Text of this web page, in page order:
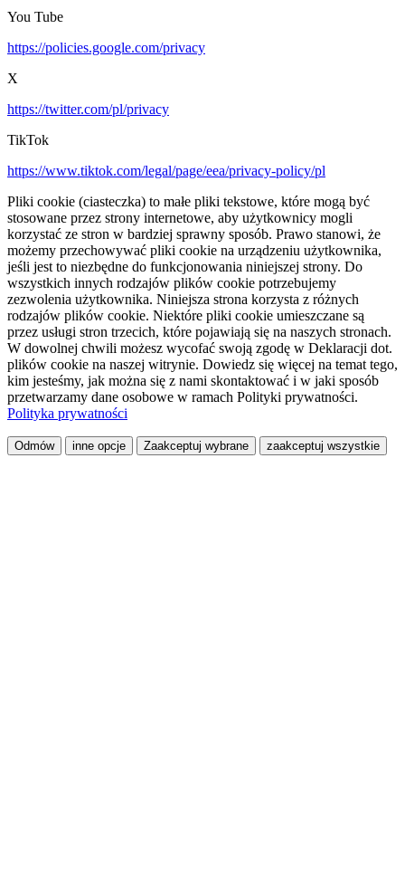
You Tube
https://policies.google.com/privacy
X
https://twitter.com/pl/privacy
TikTok
https://www.tiktok.com/legal/page/eea/privacy-policy/pl
Pliki cookie (ciasteczka) to małe pliki tekstowe, które mogą być
stosowane przez strony internetowe, aby użytkownicy mogli
korzystać ze stron w bardziej sprawny sposób. Prawo stanowi, że
możemy przechowywać pliki cookie na urządzeniu użytkownika,
jeśli jest to niezbędne do funkcjonowania niniejszej strony. Do
wszystkich innych rodzajów plików cookie potrzebujemy
zezwolenia użytkownika. Niniejsza strona korzysta z różnych
rodzajów plików cookie. Niektóre pliki cookie umieszczane są
przez usługi stron trzecich, które pojawiają się na naszych stronach.
W dowolnej chwili możesz wycofać swoją zgodę w Deklaracji dot.
plików cookie na naszej witrynie. Dowiedz się więcej na temat tego,
kim jesteśmy, jak można się z nami skontaktować i w jaki sposób
przetwarzamy dane osobowe w ramach Polityki prywatności.
Polityka prywatności
Odmów inne opcje Zaakceptuj wybrane zaakceptuj wszystkie